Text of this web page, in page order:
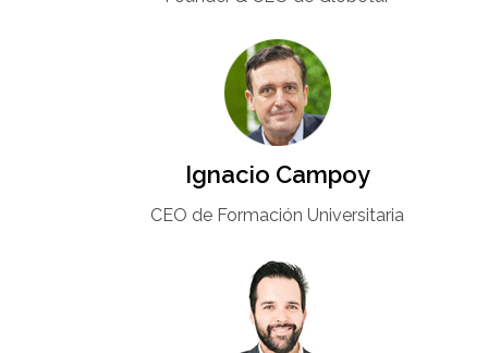
Ignacio Campoy​
CEO de Formación Universitaria​